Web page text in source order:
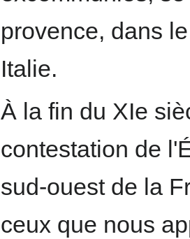
provence, dans
Italie.
À la fin du XIe
contestation de
sud-ouest de la
ceux que nous